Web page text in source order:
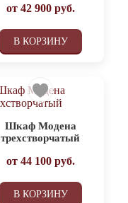
от 42 900руб.
В КОРЗИНУ
Шкаф Модена
трехстворчатый
от 44 100руб.
В КОРЗИНУ